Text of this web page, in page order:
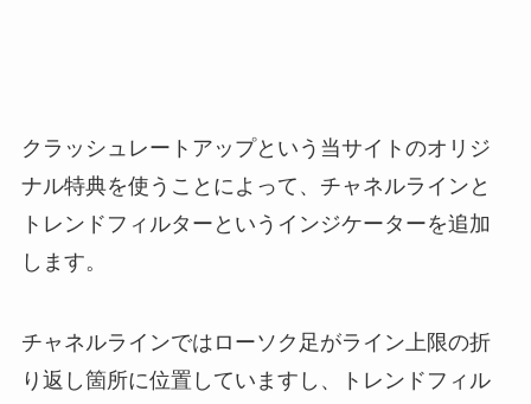
クラッシュレートアップという当サイトのオリジ
ナル特典を使うことによって、チャネルラインと
トレンドフィルターというインジケーターを追加
します。
チャネルラインではローソク足がライン上限の折
り返し箇所に位置していますし、トレンドフィル